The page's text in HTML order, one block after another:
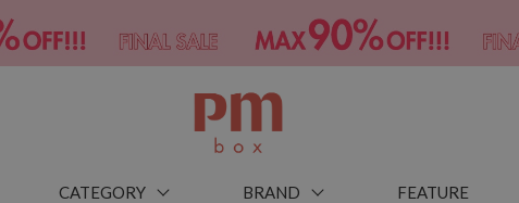
CATEGORY BRAND FEATURE